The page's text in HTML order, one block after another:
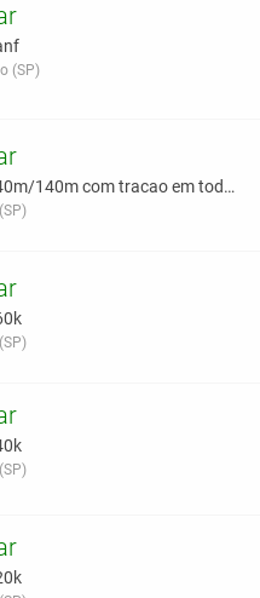
(SP)
Motoniveladora 140m/140m com tracao em todas as ro